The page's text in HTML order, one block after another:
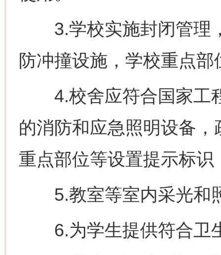
3.学校实施封闭管理
防冲撞设施，学校重点
4.校舍应符合国家工
的消防和应急照明设备
重点部位等设置提示标
5.教室等室内采光和
6.为学生提供符合卫